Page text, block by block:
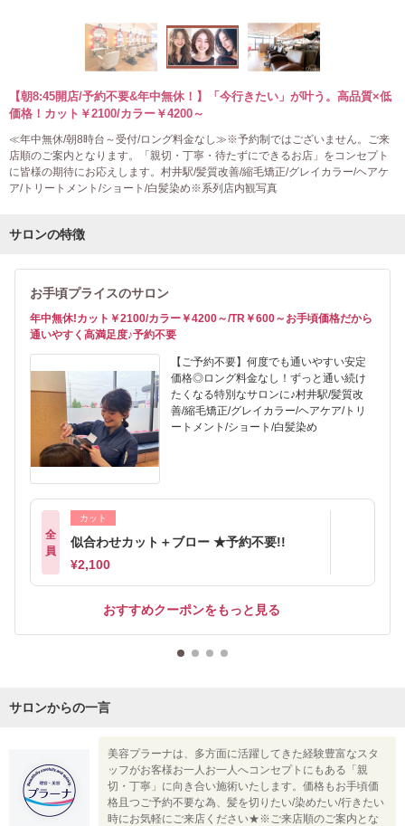
【朝8:45開店/予約不要&年中無休！】「今行きたい」が叶う。高品質×低
価格！カット￥2100/カラー￥4200～
≪年中無休/朝8時台～受付/ロング料金なし≫※予約制ではございません。ご来
店順のご案内となります。「親切・丁寧・待たずにできるお店」をコンセプト
に皆様の期待にお応えします。村井駅/髪質改善/縮毛矯正/グレイカラー/ヘアケ
ア/トリートメント/ショート/白髪染め※系列店内観写真
サロンの特徴
お手頃プライスのサロン
年中無休!カット￥2100/カラー￥4200～/TR￥600～お手頃価格だから
通いやすく高満足度♪予約不要
【ご予約不要】何度でも通いやすい安定
価格◎ロング料金なし！ずっと通い続け
たくなる特別なサロンに♪村井駅/髪質改
善/縮毛矯正/グレイカラー/ヘアケア/トリ
ートメント/ショート/白髪染め
全
員
カット
似合わせカット＋ブロー ★予約不要!!
¥2,100
おすすめクーポンをもっと見る
サロンからの一言
美容プラーナは、多方面に活躍してきた経験豊富なスタ
ッフがお客様お一人お一人へコンセプトにもある「親
切・丁寧」に向き合い施術いたします。価格もお手頃価
格且つご予約不要な為、髪を切りたい/染めたい/行きたい
時にお気軽にご来店ください★※ご来店順のご案内とな